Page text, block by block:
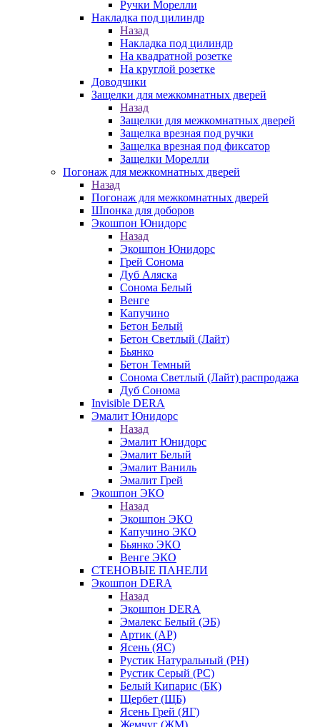
Ручки Морелли
Накладка под цилиндр
Назад
Накладка под цилиндр
На квадратной розетке
На круглой розетке
Доводчики
Защелки для межкомнатных дверей
Назад
Защелки для межкомнатных дверей
Защелка врезная под ручки
Защелка врезная под фиксатор
Защелки Морелли
Погонаж для межкомнатных дверей
Назад
Погонаж для межкомнатных дверей
Шпонка для доборов
Экошпон Юнидорс
Назад
Экошпон Юнидорс
Грей Сонома
Дуб Аляска
Сонома Белый
Венге
Капучино
Бетон Белый
Бетон Светлый (Лайт)
Бьянко
Бетон Темный
Сонома Светлый (Лайт) распродажа
Дуб Сонома
Invisible DERA
Эмалит Юнидорс
Назад
Эмалит Юнидорс
Эмалит Белый
Эмалит Ваниль
Эмалит Грей
Экошпон ЭКО
Назад
Экошпон ЭКО
Капучино ЭКО
Бьянко ЭКО
Венге ЭКО
СТЕНОВЫЕ ПАНЕЛИ
Экошпон DERA
Назад
Экошпон DERA
Эмалекс Белый (ЭБ)
Артик (АР)
Ясень (ЯС)
Рустик Натуральный (РН)
Рустик Серый (РС)
Белый Кипарис (БК)
Щербет (ЩБ)
Ясень Грей (ЯГ)
Жемчуг (ЖМ)